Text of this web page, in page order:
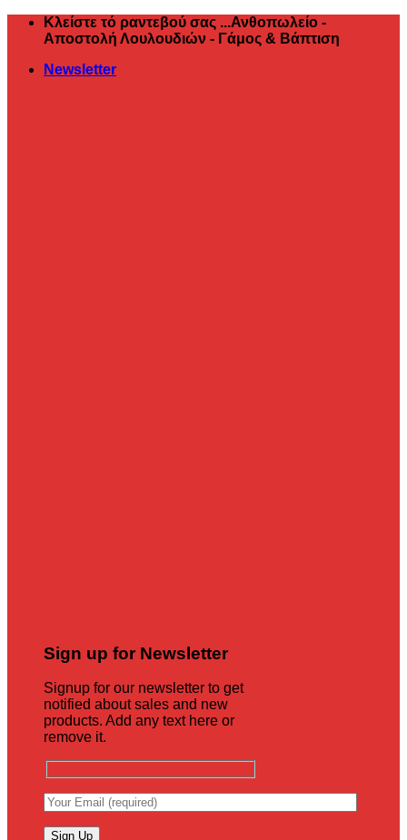
ΜετάβασηΚλείστε τό ραντεβού σας ...Ανθοπωλείο -
Αποστολή Λουλουδιών - Γάμος & Βάπτιση
Newsletter
Sign up for Newsletter
Signup for our newsletter to get
notified about sales and new
products. Add any text here or
remove it.